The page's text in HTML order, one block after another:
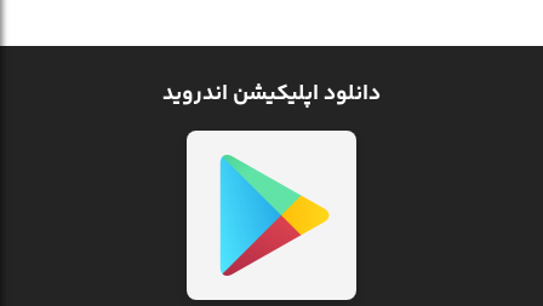
دانلود اپلیکیشن اندروید